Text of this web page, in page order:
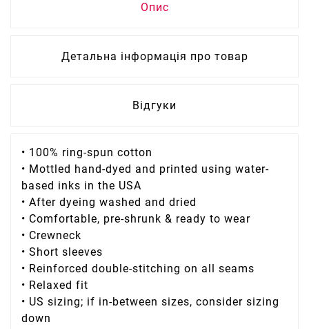
Опис
Детальна інформація про товар
Відгуки
• 100% ring-spun cotton
• Mottled hand-dyed and printed using water-
based inks in the USA
• After dyeing washed and dried
• Comfortable, pre-shrunk & ready to wear
• Crewneck
• Short sleeves
• Reinforced double-stitching on all seams
• Relaxed fit
• US sizing; if in-between sizes, consider sizing
down